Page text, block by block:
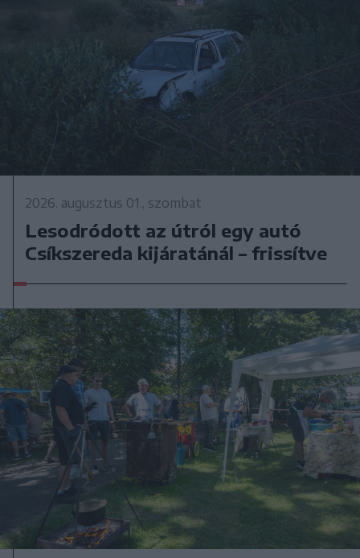
2026. augusztus 01., szombat
Lesodródott az útról egy autó
Csíkszereda kijáratánál – frissítve